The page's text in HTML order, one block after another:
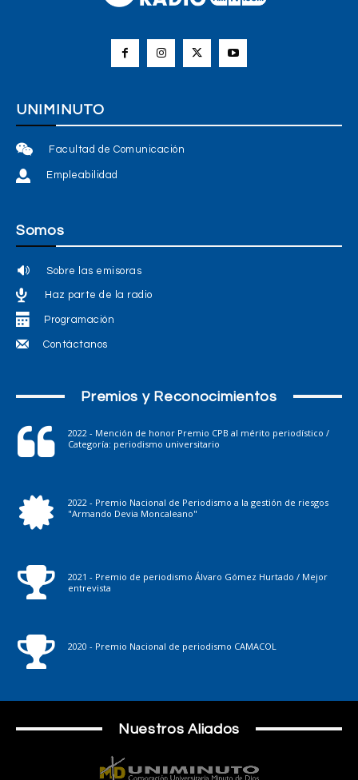
UNIMINUTO
Facultad de Comunicación
Empleabilidad
Somos
Sobre las emisoras
Haz parte de la radio
Programación
Contáctanos
Premios y Reconocimientos
2022 - Mención de honor Premio CPB al mérito periodístico /
Categoría: periodismo universitario
2022 - Premio Nacional de Periodismo a la gestión de riesgos
"Armando Devia Moncaleano"
2021 - Premio de periodismo Álvaro Gómez Hurtado / Mejor
entrevista
2020 - Premio Nacional de periodismo CAMACOL
Nuestros Aliados